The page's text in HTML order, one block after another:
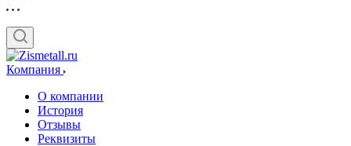
Компания
О компании
История
Отзывы
Реквизиты